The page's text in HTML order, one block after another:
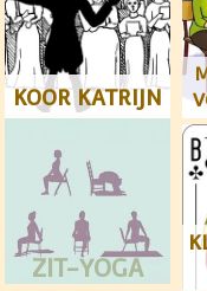
KOOR KATRIJN
ZIT-YOGA